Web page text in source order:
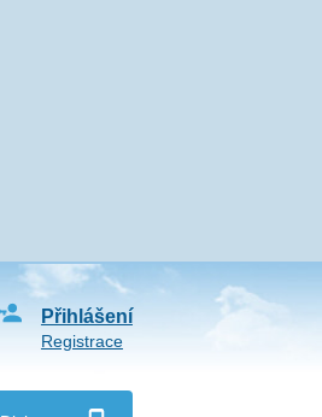
Přihlášení
Registrace